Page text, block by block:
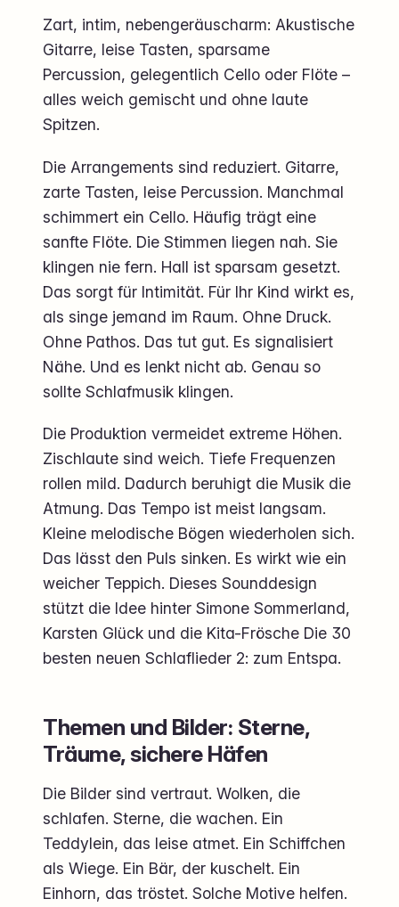
Zart, intim, nebengeräuscharm: Akustische
Gitarre, leise Tasten, sparsame
Percussion, gelegentlich Cello oder Flöte –
alles weich gemischt und ohne laute
Spitzen.
Die Arrangements sind reduziert. Gitarre,
zarte Tasten, leise Percussion. Manchmal
schimmert ein Cello. Häufig trägt eine
sanfte Flöte. Die Stimmen liegen nah. Sie
klingen nie fern. Hall ist sparsam gesetzt.
Das sorgt für Intimität. Für Ihr Kind wirkt es,
als singe jemand im Raum. Ohne Druck.
Ohne Pathos. Das tut gut. Es signalisiert
Nähe. Und es lenkt nicht ab. Genau so
sollte Schlafmusik klingen.
Die Produktion vermeidet extreme Höhen.
Zischlaute sind weich. Tiefe Frequenzen
rollen mild. Dadurch beruhigt die Musik die
Atmung. Das Tempo ist meist langsam.
Kleine melodische Bögen wiederholen sich.
Das lässt den Puls sinken. Es wirkt wie ein
weicher Teppich. Dieses Sounddesign
stützt die Idee hinter Simone Sommerland,
Karsten Glück und die Kita-Frösche Die 30
besten neuen Schlaflieder 2: zum Entspa.
Themen und Bilder: Sterne,
Träume, sichere Häfen
Die Bilder sind vertraut. Wolken, die
schlafen. Sterne, die wachen. Ein
Teddylein, das leise atmet. Ein Schiffchen
als Wiege. Ein Bär, der kuschelt. Ein
Einhorn, das tröstet. Solche Motive helfen.